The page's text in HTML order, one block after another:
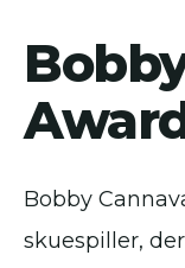
Bobby
skuespiller,